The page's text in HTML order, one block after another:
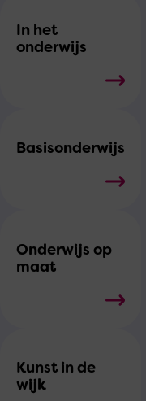
In het
onderwijs
Basisonderwijs
Onderwijs op
maat
Kunst in de
wijk